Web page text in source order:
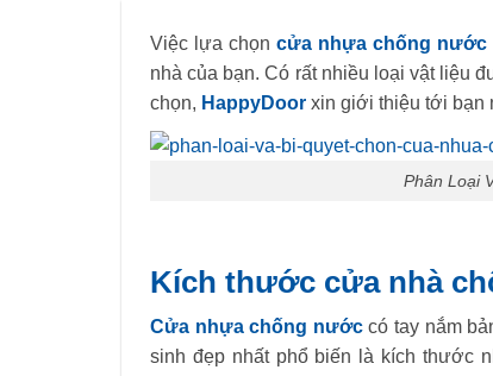
Việc lựa chọn cửa nhựa chống nước
nhà của bạn. Có rất nhiều loại vật liệu
chọn, HappyDoor xin giới thiệu tới bạn
Phân Loại
Kích thước cửa nhà
Cửa nhựa chống nướccó tay nắm
sinh đẹp nhất phổ biến là kích thước